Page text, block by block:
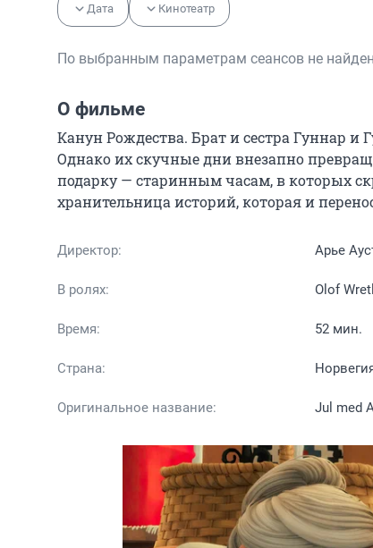
Дата Кинотеатр
По выбранным параметрам сеансов не
О фильме
Канун Рождества. Брат и сестра Гуннар
Однако их скучные дни внезапно
подарку — старинным часам, в которых
хранительница историй, которая и
Директор: Арье
В ролях: Olof
Время: 52 мин.
Страна:
Оригинальное название: Jul med